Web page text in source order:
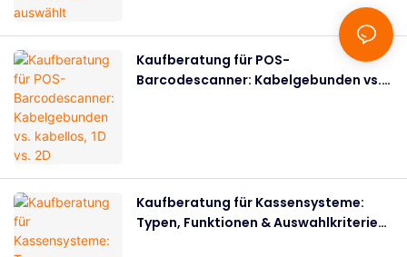
Kaufberatung für POS-
Barcodescanner: Kabelgebunden vs.
Kaufberatung für Kassensysteme:
Typen, Funktionen & Auswahlkriterien